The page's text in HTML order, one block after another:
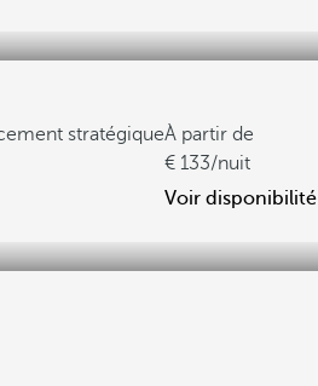
stratégiqueÀ partir de
133/nuit
Voir disponibilité